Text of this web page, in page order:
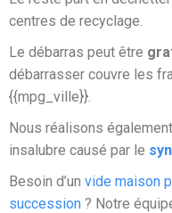
centres de recyclage.
Le débarras peut être
débarrasser couvre les
{{mpg_ville}}.
Nous réalisons
insalubre causé par le
Besoin d’un vide maison
succession ? Notre